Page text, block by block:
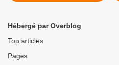
Hébergé par Overblog
Top articles
Pages